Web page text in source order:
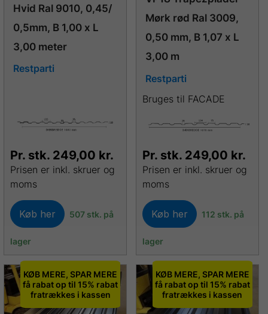
Hvid Ral 9010, 0,45/
0,5mm, B 1,00 x L
3,00 meter
Restparti
Pr. stk. 249,00 kr.
Prisen er inkl. skruer og
moms
Køb her 507 stk. på
lager
Mørk rød Ral 3009,
0,50 mm, B 1,07 x L
3,00 m
Restparti
Bruges til FACADE
Pr. stk. 249,00 kr.
Prisen er inkl. skruer og
moms
Køb her 112 stk. på
lager
KØB MERE, SPAR MERE
få rabat op til 15% rabat
fratrækkes i kassen
KØB MERE, SPAR MERE
få rabat op til 15% rabat
fratrækkes i kassen